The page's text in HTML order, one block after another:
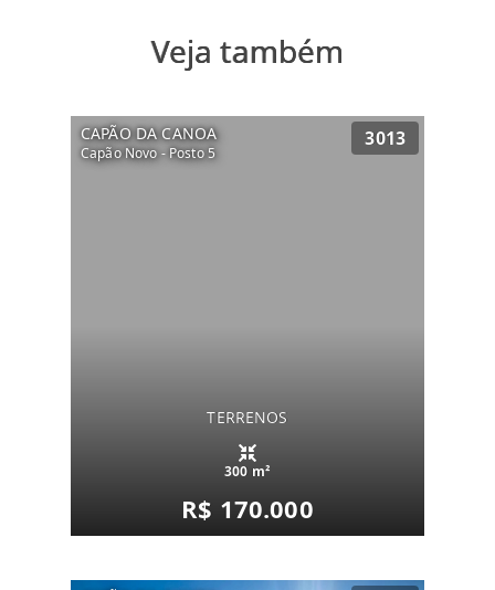
Veja também
CAPÃO DA CANOA
Capão Novo - Posto 5
3013
TERRENOS
300 m²
R$ 170.000